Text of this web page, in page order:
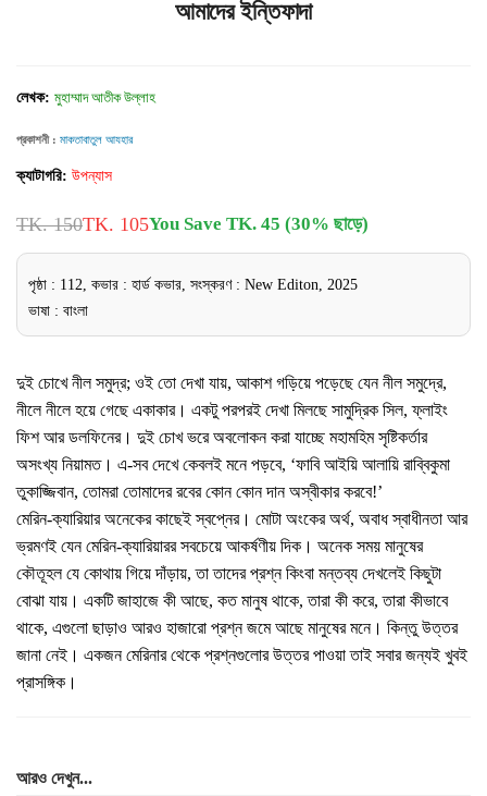
আমাদের ইন্তিফাদা
লেখক: মুহাম্মাদ আতীক উল্লাহ
প্রকাশনী : মাকতাবাতুল আযহার
ক্যাটাগরি: উপন্যাস
TK. 150TK. 105You Save TK. 45 (30% ছাড়ে)
পৃষ্ঠা : 112, কভার : হার্ড কভার, সংস্করণ : New Editon, 2025
ভাষা : বাংলা
দুই চোখে নীল সমুদ্র; ওই তো দেখা যায়, আকাশ গড়িয়ে পড়েছে যেন নীল সমুদ্রে,
নীলে নীলে হয়ে গেছে একাকার। একটু পরপরই দেখা মিলছে সামুদ্রিক সিল, ফ্লাইং
ফিশ আর ডলফিনের। দুই চোখ ভরে অবলোকন করা যাচ্ছে মহামহিম সৃষ্টিকর্তার
অসংখ্য নিয়ামত। এ-সব দেখে কেবলই মনে পড়বে, ‘ফাবি আইয়ি আলায়ি রাব্বিকুমা
তুকাজ্জিবান, তোমরা তোমাদের রবের কোন কোন দান অস্বীকার করবে!’
মেরিন-ক্যারিয়ার অনেকের কাছেই স্বপ্নের। মোটা অংকের অর্থ, অবাধ স্বাধীনতা আর
ভ্রমণই যেন মেরিন-ক্যারিয়ারর সবচেয়ে আকর্ষণীয় দিক। অনেক সময় মানুষের
কৌতূহল যে কোথায় গিয়ে দাঁড়ায়, তা তাদের প্রশ্ন কিংবা মন্তব্য দেখলেই কিছুটা
বোঝা যায়। একটি জাহাজে কী আছে, কত মানুষ থাকে, তারা কী করে, তারা কীভাবে
থাকে, এগুলো ছাড়াও আরও হাজারো প্রশ্ন জমে আছে মানুষের মনে। কিন্তু উত্তর
জানা নেই। একজন মেরিনার থেকে প্রশ্নগুলোর উত্তর পাওয়া তাই সবার জন্যই খুবই
প্রাসঙ্গিক।
আরও দেখুন...